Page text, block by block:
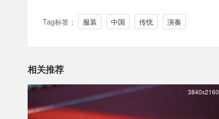
Tag标签： 服装 中国 传统 演奏
相关推荐
3840x2160